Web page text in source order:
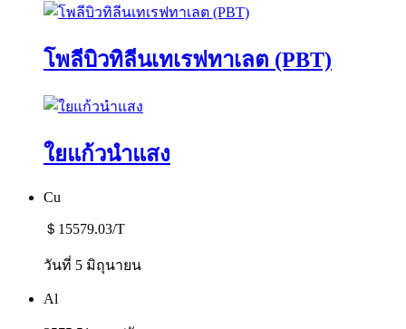
โพลีบิวทิลีนเทเรฟทาเลต (PBT)
ใยแก้วนำแสง
Cu
＄15579.03/T
วันที่ 5 มิถุนายน
Al